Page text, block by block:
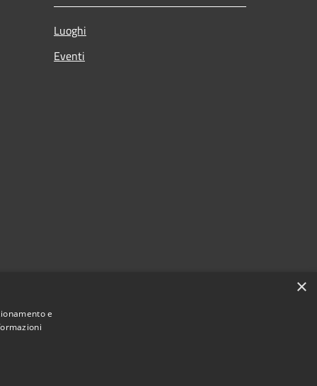
Luoghi
Eventi
×
e